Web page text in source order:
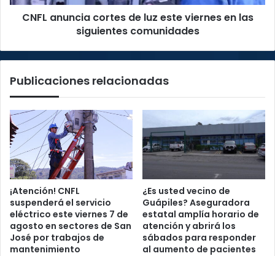
las
siguientes
CNFL anuncia cortes de luz este viernes en las
siguientes comunidades
Publicaciones relacionadas
¡Atención! CNFL
suspenderá el servicio
eléctrico este viernes 7 de
agosto en sectores de San
José por trabajos de
mantenimiento
¿Es usted vecino de
Guápiles? Aseguradora
estatal amplía horario de
atención y abrirá los
sábados para responder
al aumento de pacientes